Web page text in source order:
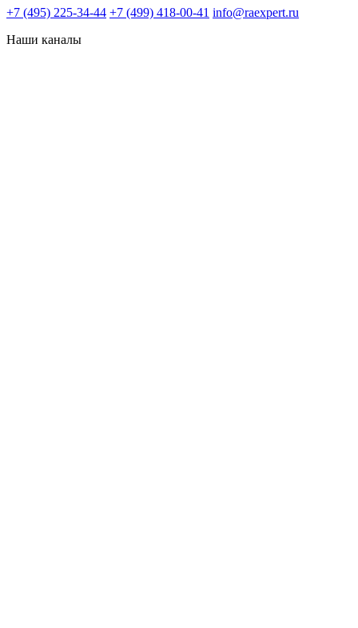
+7 (495) 225-34-44 +7 (499) 418-00-41 info@raexpert.ru
Наши каналы